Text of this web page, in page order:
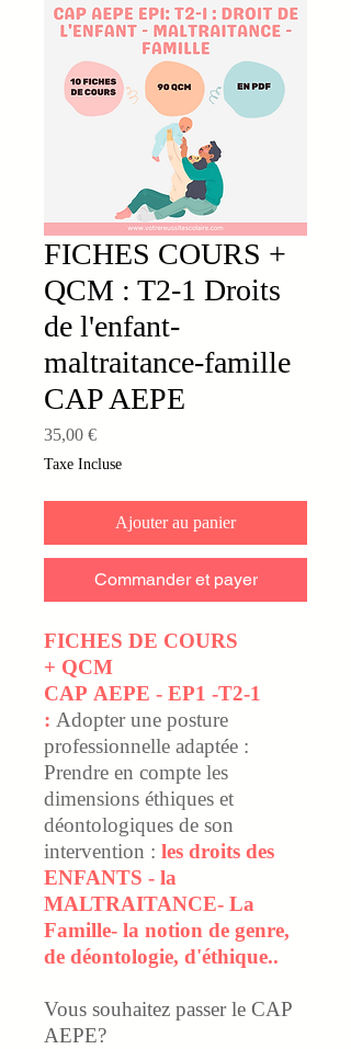
FICHES COURS +
QCM : T2-1 Droits
de l'enfant-
maltraitance-famille
CAP AEPE
35,00 €Prix
Taxe Incluse
Ajouter au panier
Commander et payer
FICHES DE COURS
+ QCM
CAP AEPE - EP1 -T2-1
: Adopter une posture
professionnelle adaptée :
Prendre en compte les
dimensions éthiques et
déontologiques de son
intervention : les droits des
ENFANTS - la
MALTRAITANCE- La
Famille- la notion de genre,
de déontologie, d'éthique..
Vous souhaitez passer le CAP
AEPE?